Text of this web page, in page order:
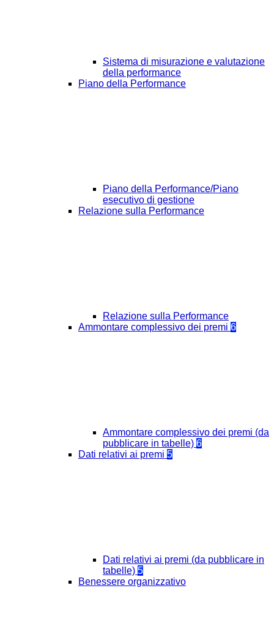
Sistema di misurazione e valutazione
della performance
Piano della Performance
Piano della Performance/Piano
esecutivo di gestione
Relazione sulla Performance
Relazione sulla Performance
Ammontare complessivo dei premi 6
Ammontare complessivo dei premi (da
pubblicare in tabelle) 6
Dati relativi ai premi 5
Dati relativi ai premi (da pubblicare in
tabelle) 5
Benessere organizzativo